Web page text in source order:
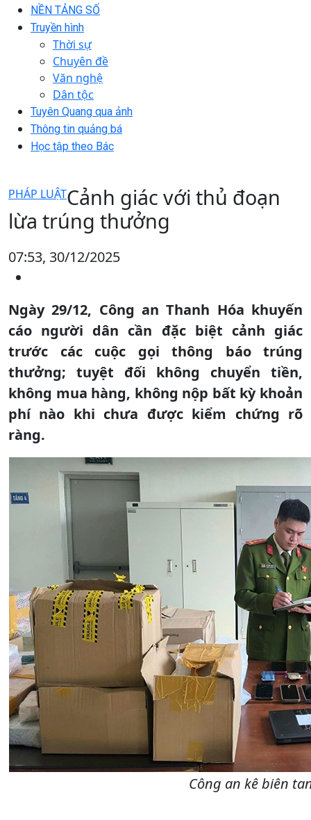
NỀN TẢNG SỐ
Truyền hình
Thời sự
Chuyên đề
Văn nghệ
Dân tộc
Tuyên Quang qua ảnh
Thông tin quảng bá
Học tập theo Bác
PHÁP LUẬTCảnh giác với thủ đoạn
lừa trúng thưởng
07:53, 30/12/2025
Ngày 29/12, Công an Thanh Hóa khuyến
cáo người dân cần đặc biệt cảnh giác
trước các cuộc gọi thông báo trúng
thưởng; tuyệt đối không chuyển tiền,
không mua hàng, không nộp bất kỳ khoản
phí nào khi chưa được kiểm chứng rõ
ràng.
Công an kê biên